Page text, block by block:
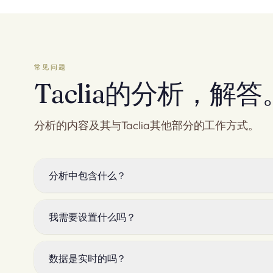
常见问题
Taclia的分析，解答。
分析的内容及其与Taclia其他部分的工作方式。
分析中包含什么？
我需要设置什么吗？
数据是实时的吗？